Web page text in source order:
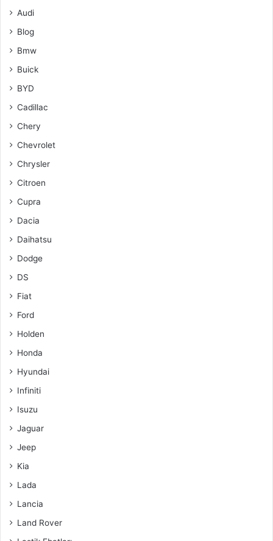
Audi
Blog
Bmw
Buick
BYD
Cadillac
Chery
Chevrolet
Chrysler
Citroen
Cupra
Dacia
Daihatsu
Dodge
DS
Fiat
Ford
Holden
Honda
Hyundai
Infiniti
Isuzu
Jaguar
Jeep
Kia
Lada
Lancia
Land Rover